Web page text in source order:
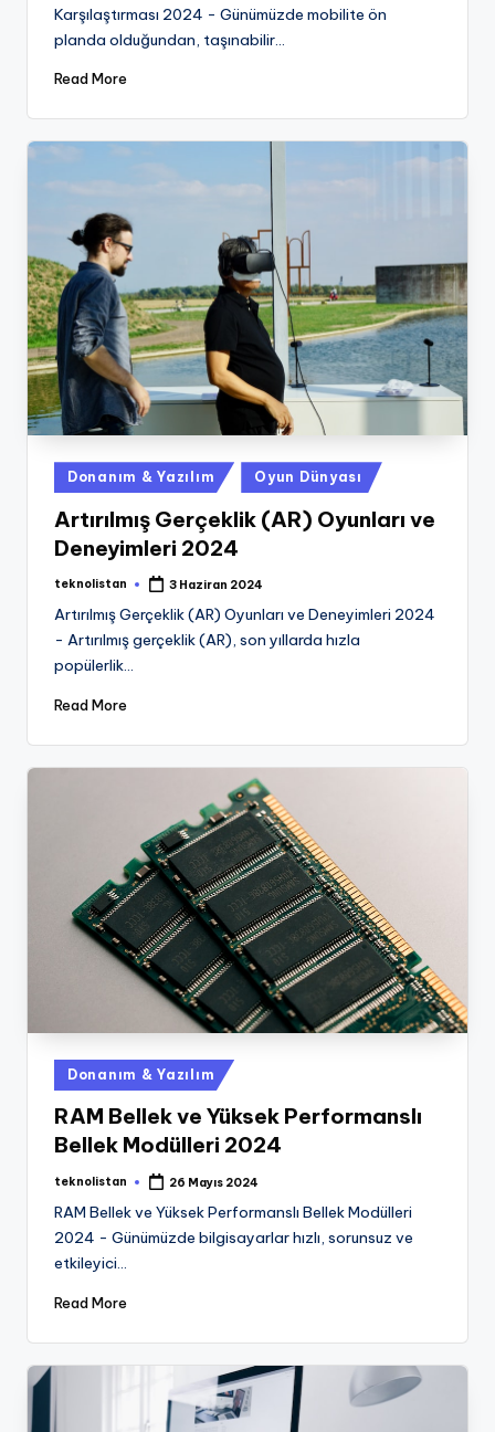
Karşılaştırması 2024 - Günümüzde mobilite ön
planda olduğundan, taşınabilir…
Read More
Posted
in
Donanım & Yazılım Oyun Dünyası
Artırılmış Gerçeklik (AR) Oyunları ve
Deneyimleri 2024
Posted
teknolistan 3 Haziran 2024
Artırılmış Gerçeklik (AR) Oyunları ve Deneyimleri 2024
- Artırılmış gerçeklik (AR), son yıllarda hızla
popülerlik…
Read More
Posted
in
Donanım & Yazılım
RAM Bellek ve Yüksek Performanslı
Bellek Modülleri 2024
Posted
teknolistan 26 Mayıs 2024
RAM Bellek ve Yüksek Performanslı Bellek Modülleri
2024 - Günümüzde bilgisayarlar hızlı, sorunsuz ve
etkileyici…
Read More